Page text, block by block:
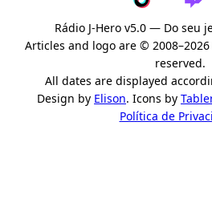
Rádio J-Hero v5.0 — Do seu
Articles and logo are ©
reserved.
All dates are displayed
Design by Elison. Icons by Tabler
Política de